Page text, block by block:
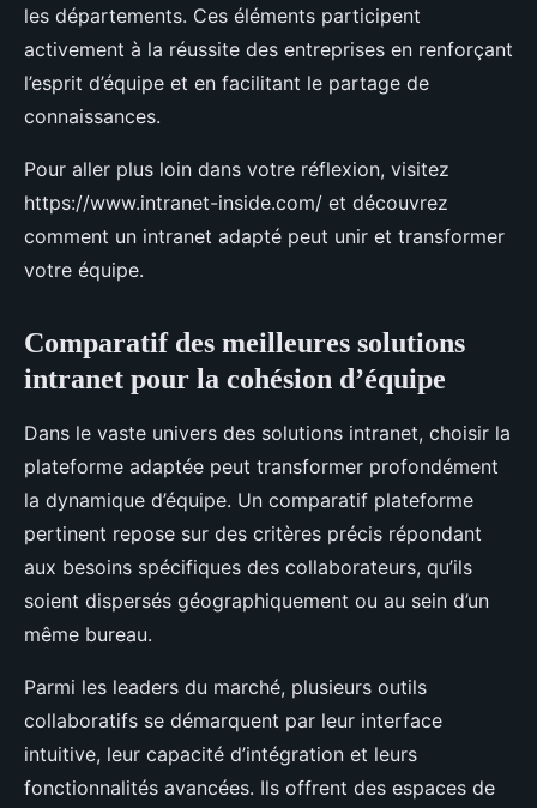
les départements. Ces éléments participent
activement à la réussite des entreprises en renforçant
l’esprit d’équipe et en facilitant le partage de
connaissances.
Pour aller plus loin dans votre réflexion, visitez
https://www.intranet-inside.com/ et découvrez
comment un intranet adapté peut unir et transformer
votre équipe.
Comparatif des meilleures solutions
intranet pour la cohésion d’équipe
Dans le vaste univers des solutions intranet, choisir la
plateforme adaptée peut transformer profondément
la dynamique d’équipe. Un comparatif plateforme
pertinent repose sur des critères précis répondant
aux besoins spécifiques des collaborateurs, qu’ils
soient dispersés géographiquement ou au sein d’un
même bureau.
Parmi les leaders du marché, plusieurs outils
collaboratifs se démarquent par leur interface
intuitive, leur capacité d’intégration et leurs
fonctionnalités avancées. Ils offrent des espaces de